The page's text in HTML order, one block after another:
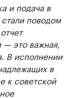
и подача в
поводом
— это важная,
В исполнении
в
к советской